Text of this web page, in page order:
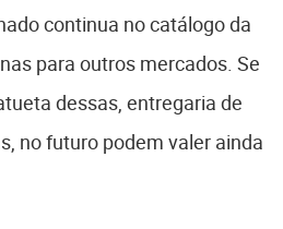
continua no catálogo da
para outros mercados. Se
dessas, entregaria de
no futuro podem valer ainda